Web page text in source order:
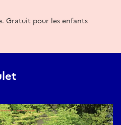
Gratuit pour les enfants